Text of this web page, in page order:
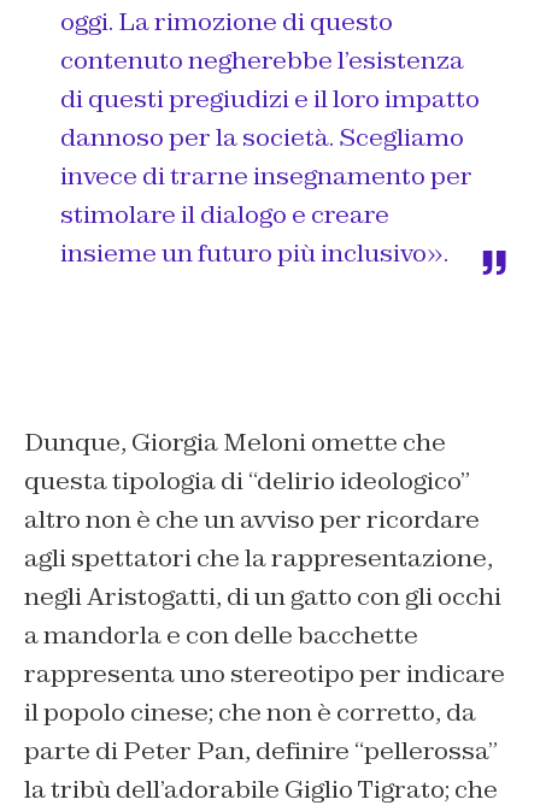
oggi. La rimozione di questo
contenuto negherebbe l’esistenza
di questi pregiudizi e il loro impatto
dannoso per la società. Scegliamo
invece di trarne insegnamento per
stimolare il dialogo e creare
insieme un futuro più inclusivo».
Dunque, Giorgia Meloni omette che
questa tipologia di “delirio ideologico”
altro non è che un avviso per ricordare
agli spettatori che la rappresentazione,
negli Aristogatti, di un gatto con gli occhi
a mandorla e con delle bacchette
rappresenta uno stereotipo per indicare
il popolo cinese; che non è corretto, da
parte di Peter Pan, definire “pellerossa”
la tribù dell’adorabile Giglio Tigrato; che